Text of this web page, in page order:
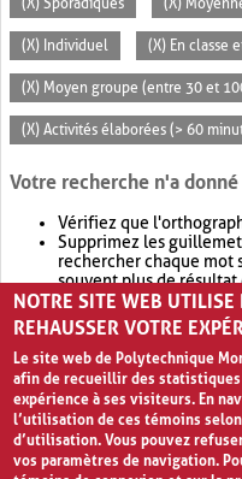
(X) Sporadiques (X)
(X) Individuel (X) En classe
(X) Moyen groupe (entre 30 et
(X) Activités élaborées (> 60
Votre recherche n'a
Vérifiez que
Supprimez les
rechercher chaque mot
souvent plus de
Envisagez d'élargir
retournera souvent
NOTRE SITE WEB
REHAUSSER VOTRE
Le site web de Polytechnique
afin de recueillir des
expérience à ses visiteurs. En
l’utilisation de ces témoins
d’utilisation. Vous pouvez
vos paramètres de navigation.